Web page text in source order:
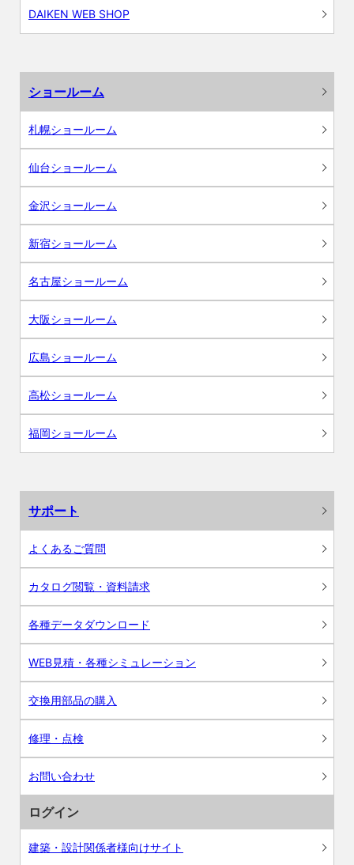
DAIKEN WEB SHOP
ショールーム
札幌ショールーム
仙台ショールーム
金沢ショールーム
新宿ショールーム
名古屋ショールーム
大阪ショールーム
広島ショールーム
高松ショールーム
福岡ショールーム
サポート
よくあるご質問
カタログ閲覧・資料請求
各種データダウンロード
WEB見積・各種シミュレーション
交換用部品の購入
修理・点検
お問い合わせ
ログイン
建築・設計関係者様向けサイト